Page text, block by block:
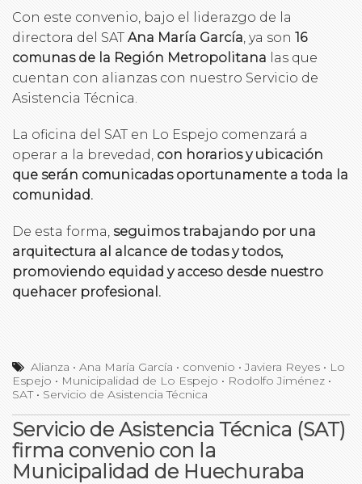
Con este convenio, bajo el liderazgo de la
directora del SAT Ana María García, ya son 16
comunas de la Región Metropolitana las que
cuentan con alianzas con nuestro Servicio de
Asistencia Técnica.
La oficina del SAT en Lo Espejo comenzará a
operar a la brevedad, con horarios y ubicación
que serán comunicadas oportunamente a toda la
comunidad.
De esta forma, seguimos trabajando por una
arquitectura al alcance de todas y todos,
promoviendo equidad y acceso desde nuestro
quehacer profesional.
Alianza •Ana María García • convenio •Javiera Reyes • Lo
Espejo • Municipalidad de Lo Espejo • Rodolfo Jiménez •
SAT• Servicio de Asistencia Técnica
Servicio de Asistencia Técnica (SAT)
firma convenio con la
Municipalidad de Huechuraba